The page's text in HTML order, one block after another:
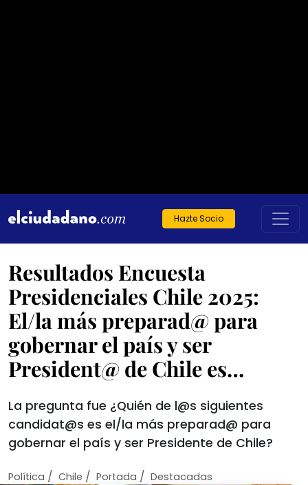
Hazte Socio
Resultados Encuesta
Presidenciales Chile 2025:
El/la más preparad@ para
gobernar el país y ser
President@ de Chile es…
La pregunta fue ¿Quién de l@s siguientes
candidat@s es el/la más preparad@ para
gobernar el país y ser Presidente de Chile?
Política / Chile / Portada / Destacadas